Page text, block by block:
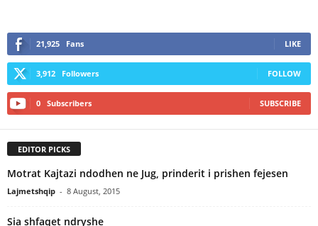
21,925 Fans LIKE
3,912 Followers FOLLOW
0 Subscribers SUBSCRIBE
EDITOR PICKS
Motrat Kajtazi ndodhen ne Jug, prinderit i prishen fejesen
Lajmetshqip - 8 August, 2015
Sia shfaqet ndryshe